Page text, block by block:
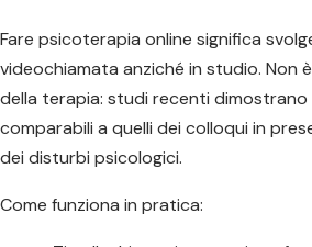
Fare psicoterapia online significa
videochiamata anziché in studio. Non
della terapia: studi recenti
comparabili a quelli dei colloqui in
dei disturbi psicologici.
Come funziona in pratica: